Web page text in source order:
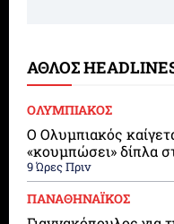
ΑΘΛΟΣ
ΟΛΥΜΠΙΑΚΟΣ
Ο Ολυμπιακός
«κουμπώσει» δίπλα
9 Ώρες Πριν
ΠΑΝΑΘΗΝΑΪΚΟΣ